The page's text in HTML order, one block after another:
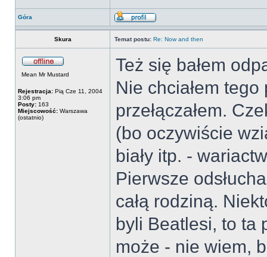
Góra
Skura Temat postu: Re: Now and then
Mean Mr Mustard
Rejestracja: Pią Cze 11, 2004
3:06 pm
Posty: 163
Miejscowość: Warszawa
(ostatnio)
Też się bałem
Nie chciałem
przełączałem.
(bo oczywiście
biały itp. -
Pierwsze
całą rodziną.
byli Beatlesi, to ta
może - nie wiem,